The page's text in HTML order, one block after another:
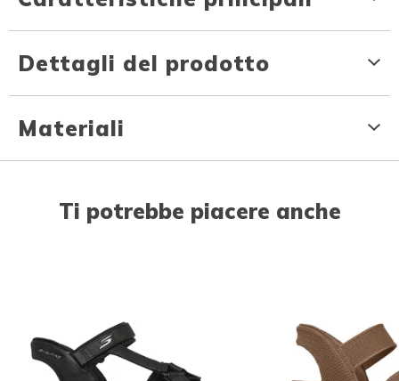
Dettagli del prodotto
Materiali
Ti potrebbe piacere anche